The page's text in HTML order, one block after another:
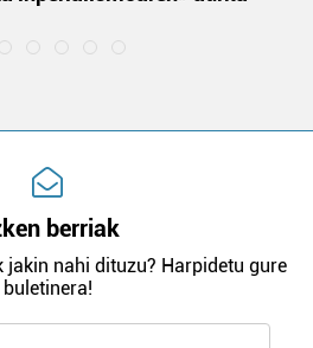
berriak
jakin nahi dituzu? Harpidetu gure
buletinera!